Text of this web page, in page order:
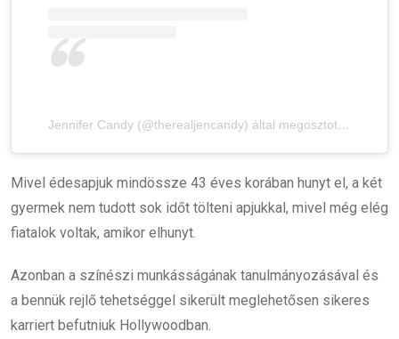
Jennifer Candy (@therealjencandy) által megosztott bejegyzés
Mivel édesapjuk mindössze 43 éves korában hunyt el, a két
gyermek nem tudott sok időt tölteni apjukkal, mivel még elég
fiatalok voltak, amikor elhunyt.
Azonban a színészi munkásságának tanulmányozásával és
a bennük rejlő tehetséggel sikerült meglehetősen sikeres
karriert befutniuk Hollywoodban.